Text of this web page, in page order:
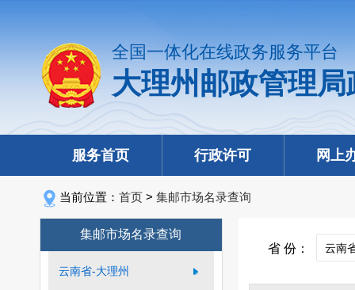
全国一体化在线政务服务平台
大理州邮政管理
服务首页 行政许可 网上
当前位置： 首页 > 集邮市场名录查询
集邮市场名录查询
云南省-大理州
省 份：